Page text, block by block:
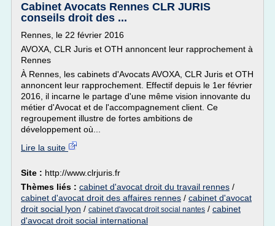
Cabinet Avocats Rennes CLR JURIS
conseils droit des ...
Rennes, le 22 février 2016
AVOXA, CLR Juris et OTH annoncent leur rapprochement à
Rennes
À Rennes, les cabinets d'Avocats AVOXA, CLR Juris et OTH
annoncent leur rapprochement. Effectif depuis le 1er février
2016, il incarne le partage d'une même vision innovante du
métier d'Avocat et de l'accompagnement client. Ce
regroupement illustre de fortes ambitions de
développement où...
Lire la suite
Site : http://www.clrjuris.fr
Thèmes liés : cabinet d'avocat droit du travail rennes /
cabinet d'avocat droit des affaires rennes / cabinet d'avocat
droit social lyon / cabinet d'avocat droit social nantes / cabinet
d'avocat droit social international